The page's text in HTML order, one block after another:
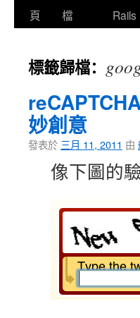
頁
檔
Rails
標籤歸檔：
妙創意
發表於 三月 11, 2011 由
像下圖的